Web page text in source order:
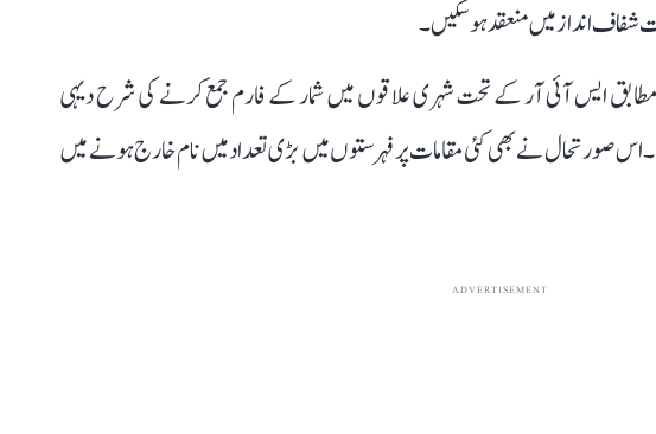
شفاف انداز میں منعقد ہو سکیں۔
ایس آئی آر کے تحت شہری علاقوں میں شمار کے فارم جمع کرنے کی شرح دیہی
صورتحال نے بھی کئی مقامات پر فہرستوں میں بڑی تعداد میں نام خارج ہونے میں
ADVERTISEMENT